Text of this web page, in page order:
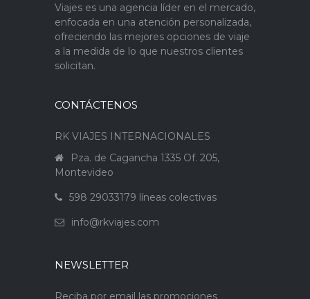
Viajes es una agencia líder en el mercado,
enfocada en una atención personalizada,
ofreciendo las mejores opciones de viaje
a la medida de lo que nuestros clientes
solicitan.
CONTÁCTENOS
RK VIAJES INTERNACIONALES
Pza. de Cagancha 1335 Of. 205,
Montevideo
598 29033179 líneas colectivas
info@rkviajes.com
NEWSLETTER
Reciba por email las promociones